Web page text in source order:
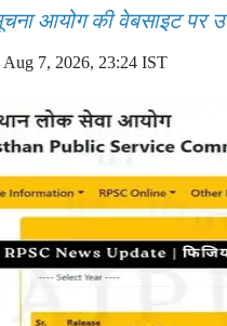
आयोग की वेबसाइट पर
Aug 7, 2026, 23:24 IST